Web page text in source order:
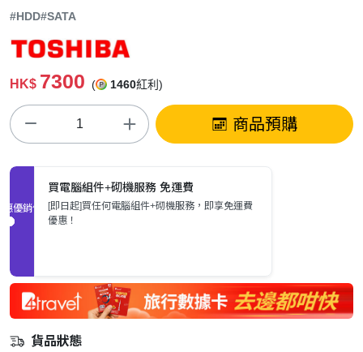
#HDD#SATA
HK$ 7300 ( 1460紅利)
商品預購
促銷優惠
買電腦組件+砌機服務 免運費
[即日起]買任何電腦組件+砌機服務，即享免運費
優惠！
貨品狀態